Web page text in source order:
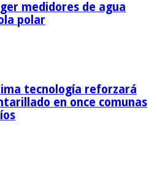
medidores de agua
polar
tecnología reforzará
en once comunas